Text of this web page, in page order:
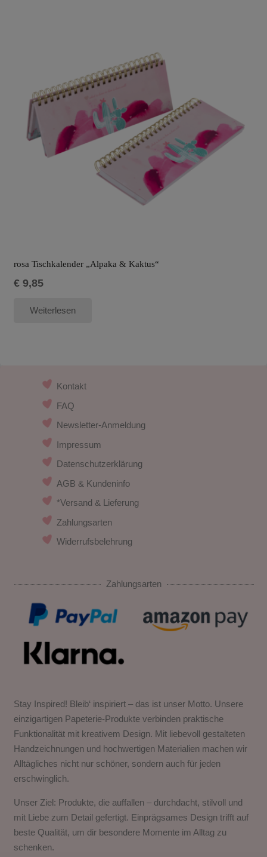
rosa Tischkalender „Alpaka & Kaktus“
€9,85
Weiterlesen
Kontakt
FAQ
Newsletter-Anmeldung
Impressum
Datenschutzerklärung
AGB & Kundeninfo
*Versand & Lieferung
Zahlungsarten
Widerrufsbelehrung
Zahlungsarten
Stay Inspired! Bleib‘ inspiriert – das ist unser Motto. Unsere
einzigartigen Papeterie-Produkte verbinden praktische
Funktionalität mit kreativem Design. Mit liebevoll gestalteten
Handzeichnungen und hochwertigen Materialien machen wir
Alltägliches nicht nur schöner, sondern auch für jeden
erschwinglich.
Unser Ziel: Produkte, die auffallen – durchdacht, stilvoll und
mit Liebe zum Detail gefertigt. Einprägsames Design trifft auf
beste Qualität, um dir besondere Momente im Alltag zu
schenken.